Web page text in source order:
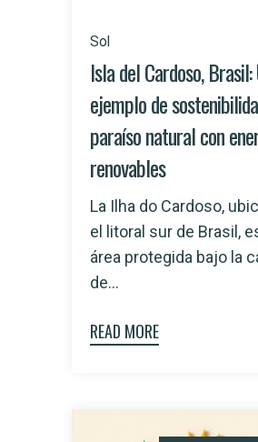
Sol
Isla del Cardoso, Brasil:
ejemplo de
paraíso natural con
renovables
La Ilha do Cardoso,
el litoral sur de Brasil,
área protegida bajo la
de...
READ MORE